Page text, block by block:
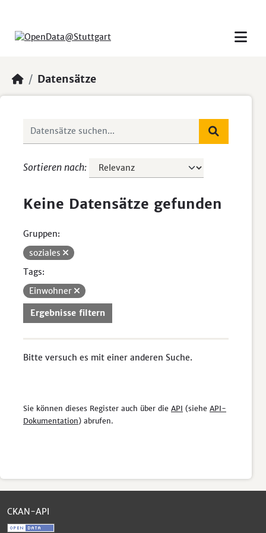
Datensätze
Sortieren nach
Keine Datensätze gefunden
Gruppen:
soziales
Tags:
Einwohner
Ergebnisse filtern
Bitte versuch es mit einer anderen Suche.
Sie können dieses Register auch über die API (siehe API-
Dokumentation) abrufen.
CKAN-API